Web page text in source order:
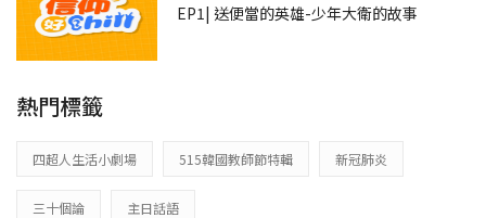
EP1| 送便當的英雄-少年大衛的故事
熱門標籤
四超人生活小劇場 515韓國教師節特輯 新冠肺炎
三十個論 主日話語